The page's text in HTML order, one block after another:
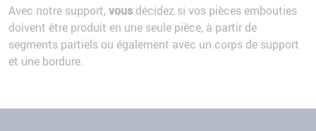
Avec notre support,vous décidez si vos pièces embouties
doivent être produit en une seule pièce, à partir de
segments partiels ou également avec un corps de support
et une bordure.